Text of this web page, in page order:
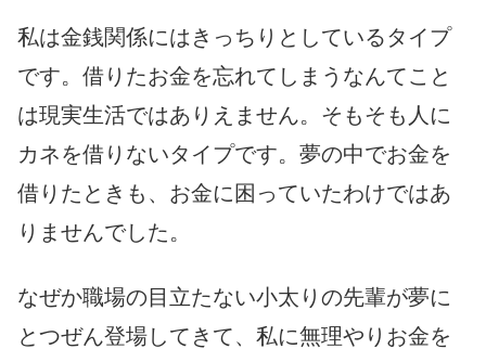
私は金銭関係にはきっちりとしているタイプ
です。借りたお金を忘れてしまうなんてこと
は現実生活ではありえません。そもそも人に
カネを借りないタイプです。夢の中でお金を
借りたときも、お金に困っていたわけではあ
りませんでした。
なぜか職場の目立たない小太りの先輩が夢に
とつぜん登場してきて、私に無理やりお金を